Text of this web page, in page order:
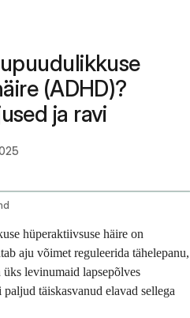
(ADHD)?
ja ravi
hüperaktiivsuse häire on
aju võimet reguleerida tähelepanu,
üks levinumaid lapsepõlves
täiskasvanud elavad sellega